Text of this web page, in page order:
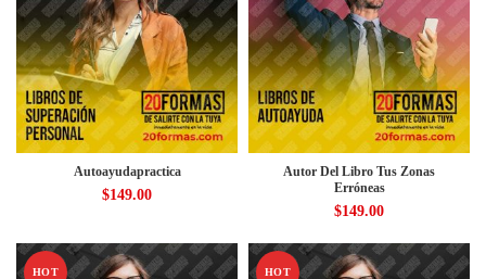
Autoayudapractica
$149.00
Autor Del Libro Tus Zonas
Erróneas
$149.00
HOT HOT